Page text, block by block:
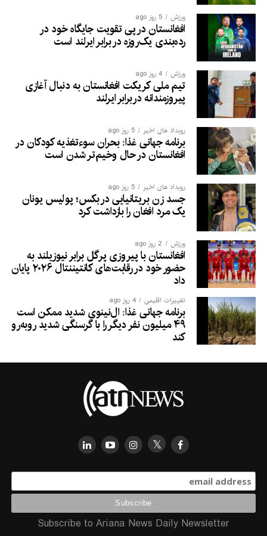
ورزش 5 روز ago
افغانستان در پی تقویت جایگاه خود در
رده‌بندی یک‌روزه در برابر ایرلند است
ورزش 4 روز ago
تیم ملی کریکت افغانستان به دنبال آغازی
پیروزمندانه دربرابر ایرلند
رویداد های اخیر 5 روز ago
برنامه جهانی غذا: بحران سوءتغذیه کودکان در
افغانستان در حال وخیم‌تر شدن است
رویداد های اخیر 5 روز ago
جسد زن بریتانیایی در بکس؛ پولیس یونان
یک مرد افغان را بازداشت کرد
ورزش 2 روز ago
افغانستان با پیروزی پرگل برابر نیوزیلند به
حضور خود در رقابت‌های کانتیننتال ۲۰۲۶ پایان
داد
تغییرات اقلیمی 4 روز ago
برنامه جهانی غذا: ال‌نینوی شدید ممکن است
۴۹ میلیون نفر دیگر را با گرسنگی شدید روبه‌رو
کند
Subscribe to Ariana News Daily Newsletter